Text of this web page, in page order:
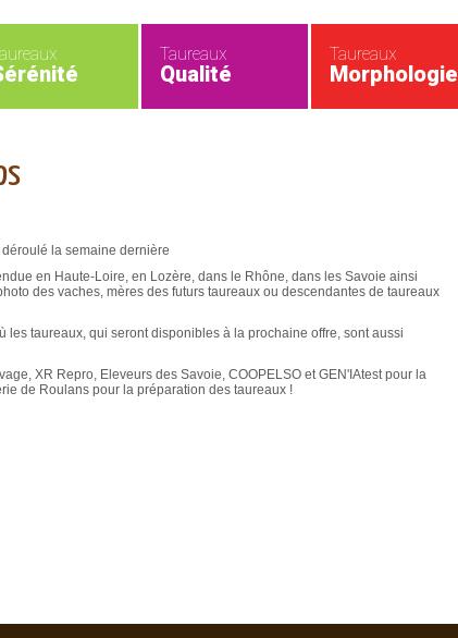
Taureaux
Qualité
Taureaux
Morphologie
la semaine dernière
en Haute-Loire, en Lozère, dans le Rhône, dans les Savoie ainsi
des vaches, mères des futurs taureaux ou descendantes de taureaux
les taureaux, qui seront disponibles à la prochaine offre, sont aussi
XR Repro, Eleveurs des Savoie, COOPELSO et GEN'IAtest pour la
de Roulans pour la préparation des taureaux !